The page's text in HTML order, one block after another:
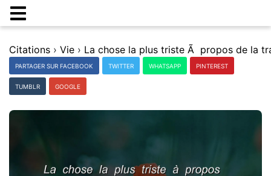
Citations › Vie ›
PARTAGER SUR FACEBOOK TWITTER WHATSAPP PINTEREST
TUMBLR GOOGLE